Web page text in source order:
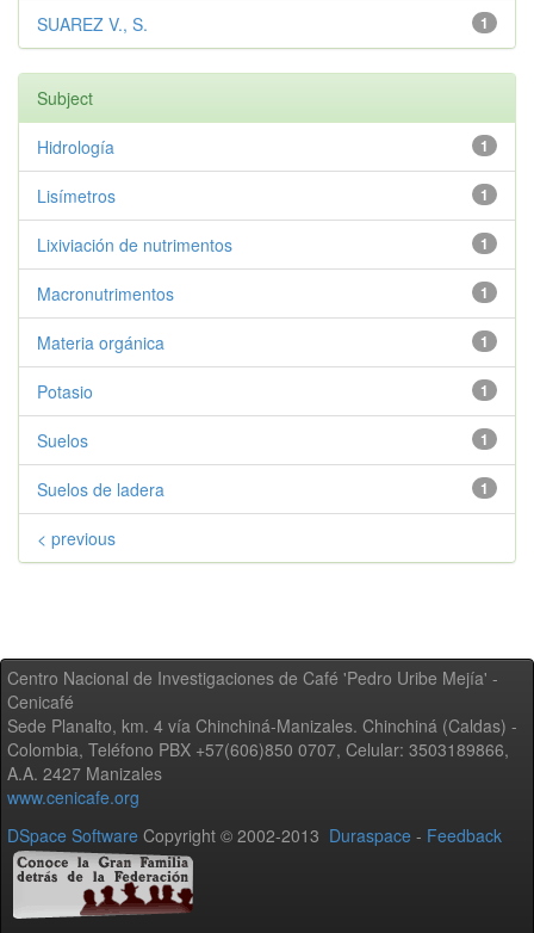
1
SUAREZ V., S.
Subject
1
Hidrología
1
Lisímetros
1
Lixiviación de nutrimentos
1
Macronutrimentos
1
Materia orgánica
1
Potasio
1
Suelos
1
Suelos de ladera
< previous
Centro Nacional de Investigaciones de Café 'Pedro Uribe Mejía' -
Cenicafé
Sede Planalto, km. 4 vía Chinchiná-Manizales. Chinchiná (Caldas) -
Colombia, Teléfono PBX +57(606)850 0707, Celular: 3503189866,
A.A. 2427 Manizales
www.cenicafe.org
DSpace Software Copyright © 2002-2013 Duraspace - Feedback